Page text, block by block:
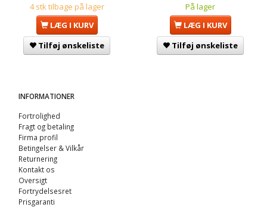
4 stk tilbage på lager
LÆG I KURV
Tilføj ønskeliste
På lager
LÆG I KURV
Tilføj ønskeliste
INFORMATIONER
Fortrolighed
Fragt og betaling
Firma profil
Betingelser & Vilkår
Returnering
Kontakt os
Oversigt
Fortrydelsesret
Prisgaranti